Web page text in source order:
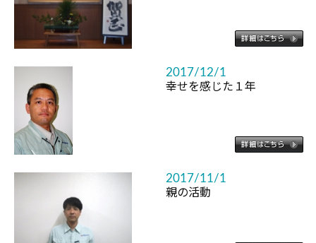
2017/12/1
幸せを感じた１年
2017/11/1
親の活動